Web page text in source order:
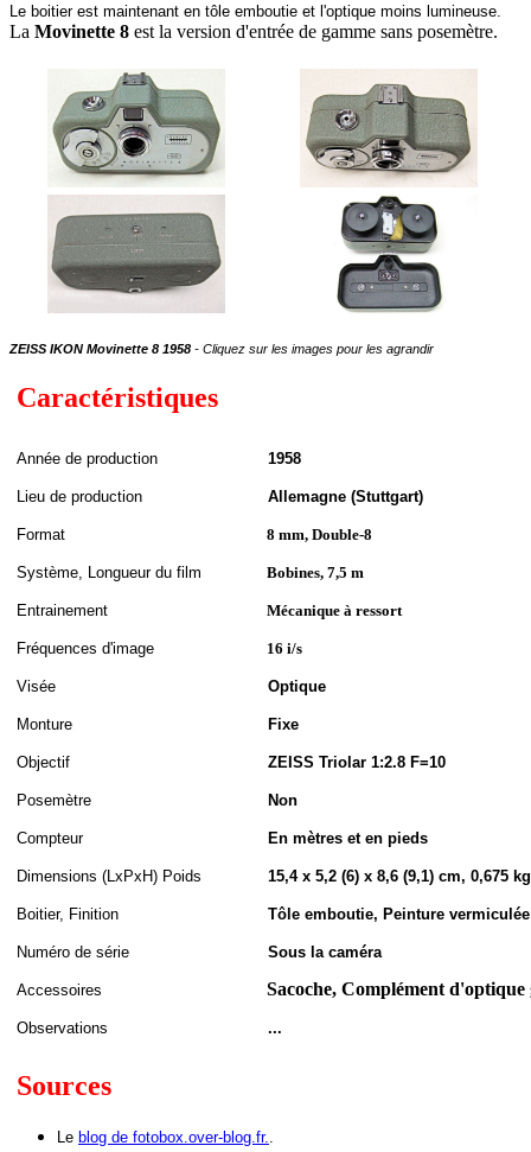
Le boitier est maintenant en tôle emboutie et l'optique moins lumineuse.
La Movinette 8 est la version d'entrée de gamme sans posemètre.
ZEISS IKON Movinette 8 1958 - Cliquez sur les images pour les agrandir
Caractéristiques
Année de production 1958
Lieu de production Allemagne (Stuttgart)
Format 8 mm, Double-8
Système, Longueur du film Bobines, 7,5 m
Entrainement Mécanique à ressort
Fréquences d'image 16 i/s
Visée Optique
Monture Fixe
Objectif ZEISS Triolar 1:2.8 F=10
Posemètre Non
Compteur En mètres et en pieds
Dimensions (LxPxH) Poids 15,4 x 5,2 (6) x 8,6 (9,1) cm, 0,675 kg
Boitier, Finition Tôle emboutie, Peinture
Numéro de série Sous la caméra
Accessoires Sacoche, Complément
Observations ...
Sources
Le blog de fotobox.over-blog.fr..